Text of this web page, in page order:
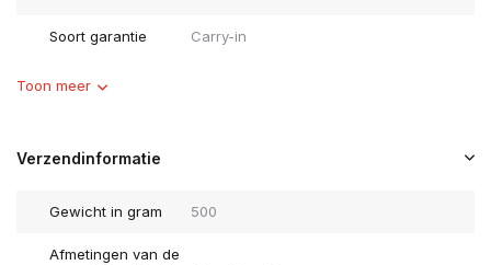
Soort garantie Carry-in
Toon meer
Verzendinformatie
Gewicht in gram 500
Afmetingen van de